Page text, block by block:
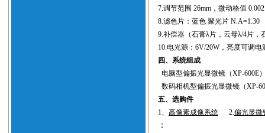
7.调节范围 26mm，微动格值
8.滤色片：蓝色 聚光片 N.A=1.30
9.补偿器（石膏λ片，云母λ/4片，
10.电光源：6V/20W，亮度可调电
四、系统组成
电脑型偏振光显微镜（XP-600E
数码相机型偏振光显微镜（XP-
五、选购件
1、 高像素成像系统 2.偏光显微
：